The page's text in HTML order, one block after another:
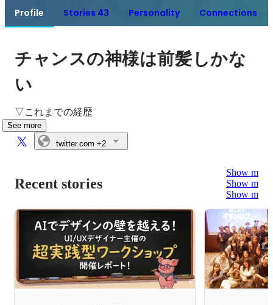
Profile Stories 43 Personality Connections
チャンスの神様は前髪しかな
い
▽これまでの経歴
See more
twitter.com +2
Recent stories
Show more
Show more
Show more